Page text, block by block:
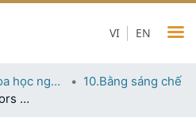
EN
VI
Cơ sở dữ liệu khoa học ngành thuốc lá
10.Bằng sáng chế
279. Transcription factors that regulate nicotine biosynthesis in tobacco-Các yếu tố phiên mã điều chỉnh quá trình tổng hợp nicotine trong thuốc lá